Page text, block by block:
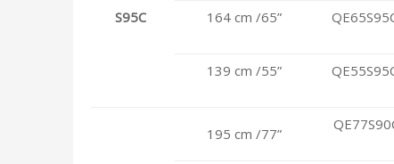
S95C 164 cm /65”
139 cm /55”
195 cm /77”